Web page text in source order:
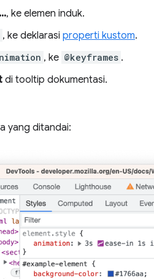
, ke elemen induk.
, ke deklarasi properti kustom.
, ke @keyframes .
di tooltip dokumentasi.
yang ditandai: